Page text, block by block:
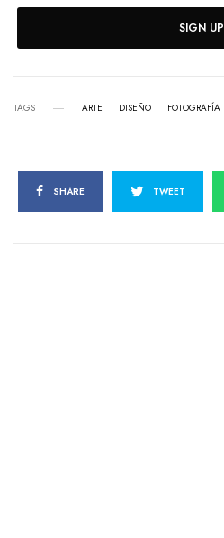
SIGN UP
TAGS ARTE DISEÑO FOTOGRAFÍA
SHARE TWEET